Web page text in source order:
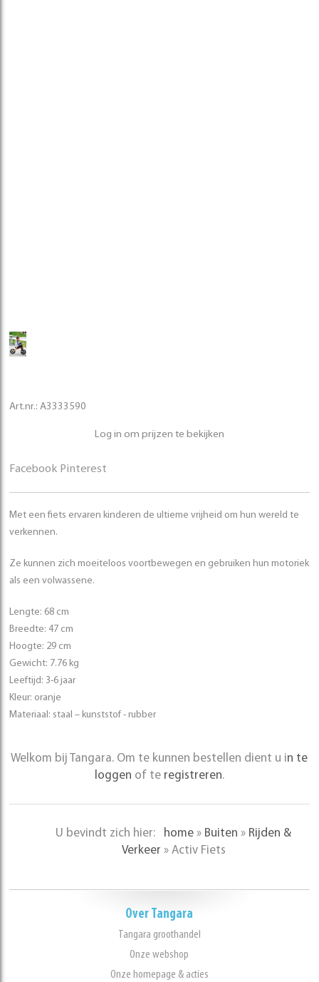
Art.nr.: A3333590
Log in om prijzen te bekijken
Facebook Pinterest
Met een fiets ervaren kinderen de ultieme vrijheid om hun wereld te
verkennen.
Ze kunnen zich moeiteloos voortbewegen en gebruiken hun motoriek
als een volwassene.
Lengte: 68 cm
Breedte: 47 cm
Hoogte: 29 cm
Gewicht: 7.76 kg
Leeftijd: 3-6 jaar
Kleur: oranje
Materiaal: staal – kunststof - rubber
Welkom bij Tangara. Om te kunnen bestellen dient u in te
loggen of te registreren.
U bevindt zich hier: home » Buiten » Rijden &
Verkeer » Activ Fiets
Over Tangara
Tangara groothandel
Onze webshop
Onze homepage & acties